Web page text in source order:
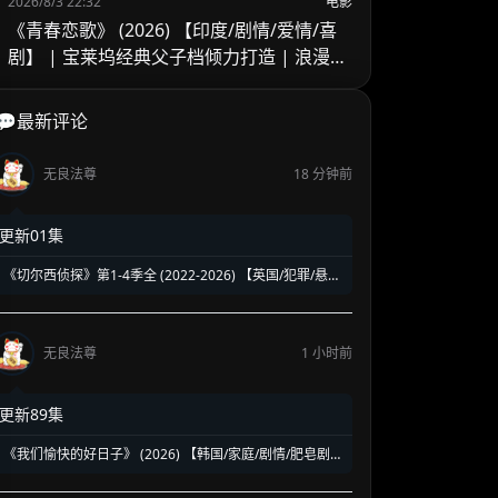
《青春恋歌》 (2026) 【印度/剧情/爱情/喜
剧】 | 宝莱坞经典父子档倾力打造 | 浪漫与
最新评论
无良法尊 18 分钟前
更新01集
《切尔西侦探》第1-4季全 (2022-2026) 【英国/犯罪/悬
式温情刑侦剧
无良法尊
1 小时前
更新89集
《我们愉快的好日子》 (2026) 【韩国/家庭/剧情/肥皂剧】
世代温暖家庭剧